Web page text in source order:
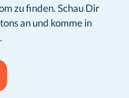
zu finden. Schau Dir
an und komme in